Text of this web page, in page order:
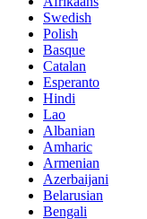
Swedish
Polish
Basque
Catalan
Esperanto
Hindi
Lao
Albanian
Amharic
Armenian
Azerbaijani
Belarusian
Bengali